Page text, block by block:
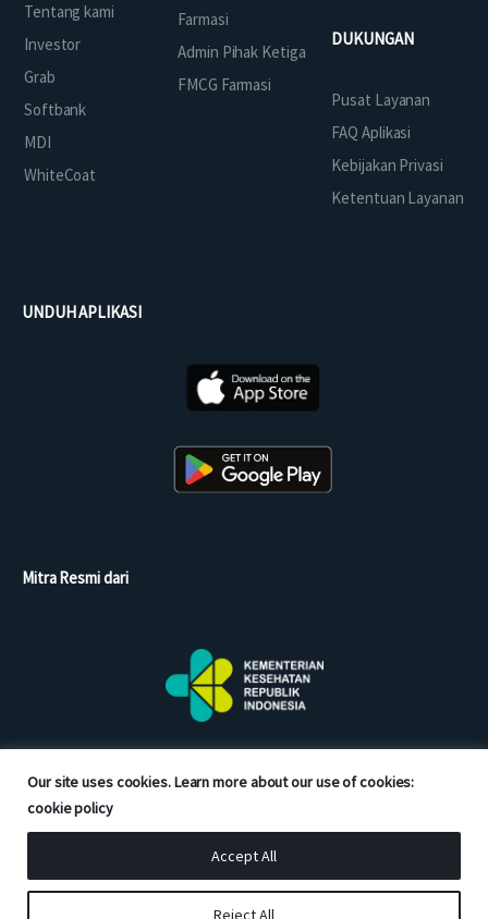
Our site uses cookies. Learn more about our use of cookies:
cookie policy
Reject All
Accept All
Tentang kami
Investor
Grab
Softbank
MDI
WhiteCoat
Farmasi
Admin Pihak Ketiga
FMCG Farmasi
DUKUNGAN
Pusat Layanan
FAQ Aplikasi
Kebijakan Privasi
Ketentuan Layanan
UNDUH APLIKASI
Mitra Resmi dari
Copyright © 2026 Good Doctor. All rights reserved.